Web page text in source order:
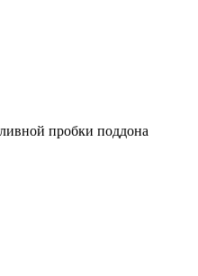
пробки поддона